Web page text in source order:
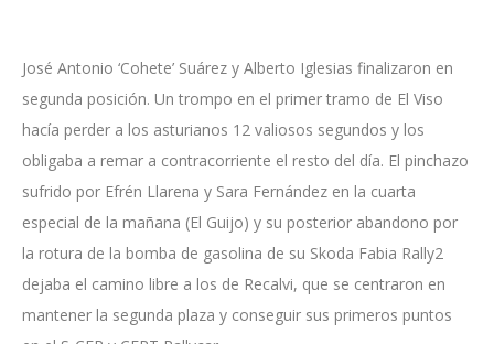
José Antonio ‘Cohete’ Suárez y Alberto Iglesias finalizaron en
segunda posición. Un trompo en el primer tramo de El Viso
hacía perder a los asturianos 12 valiosos segundos y los
obligaba a remar a contracorriente el resto del día. El pinchazo
sufrido por Efrén Llarena y Sara Fernández en la cuarta
especial de la mañana (El Guijo) y su posterior abandono por
la rotura de la bomba de gasolina de su Skoda Fabia Rally2
dejaba el camino libre a los de Recalvi, que se centraron en
mantener la segunda plaza y conseguir sus primeros puntos